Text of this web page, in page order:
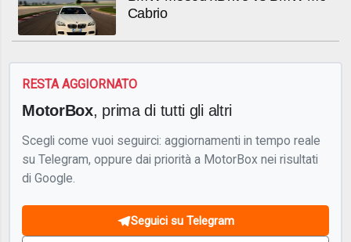
Cabrio
RESTA AGGIORNATO
MotorBox, prima di tutti gli altri
Scegli come vuoi seguirci: aggiornamenti in tempo reale
su Telegram, oppure dai priorità a MotorBox nei risultati
di Google.
Seguici su Telegram